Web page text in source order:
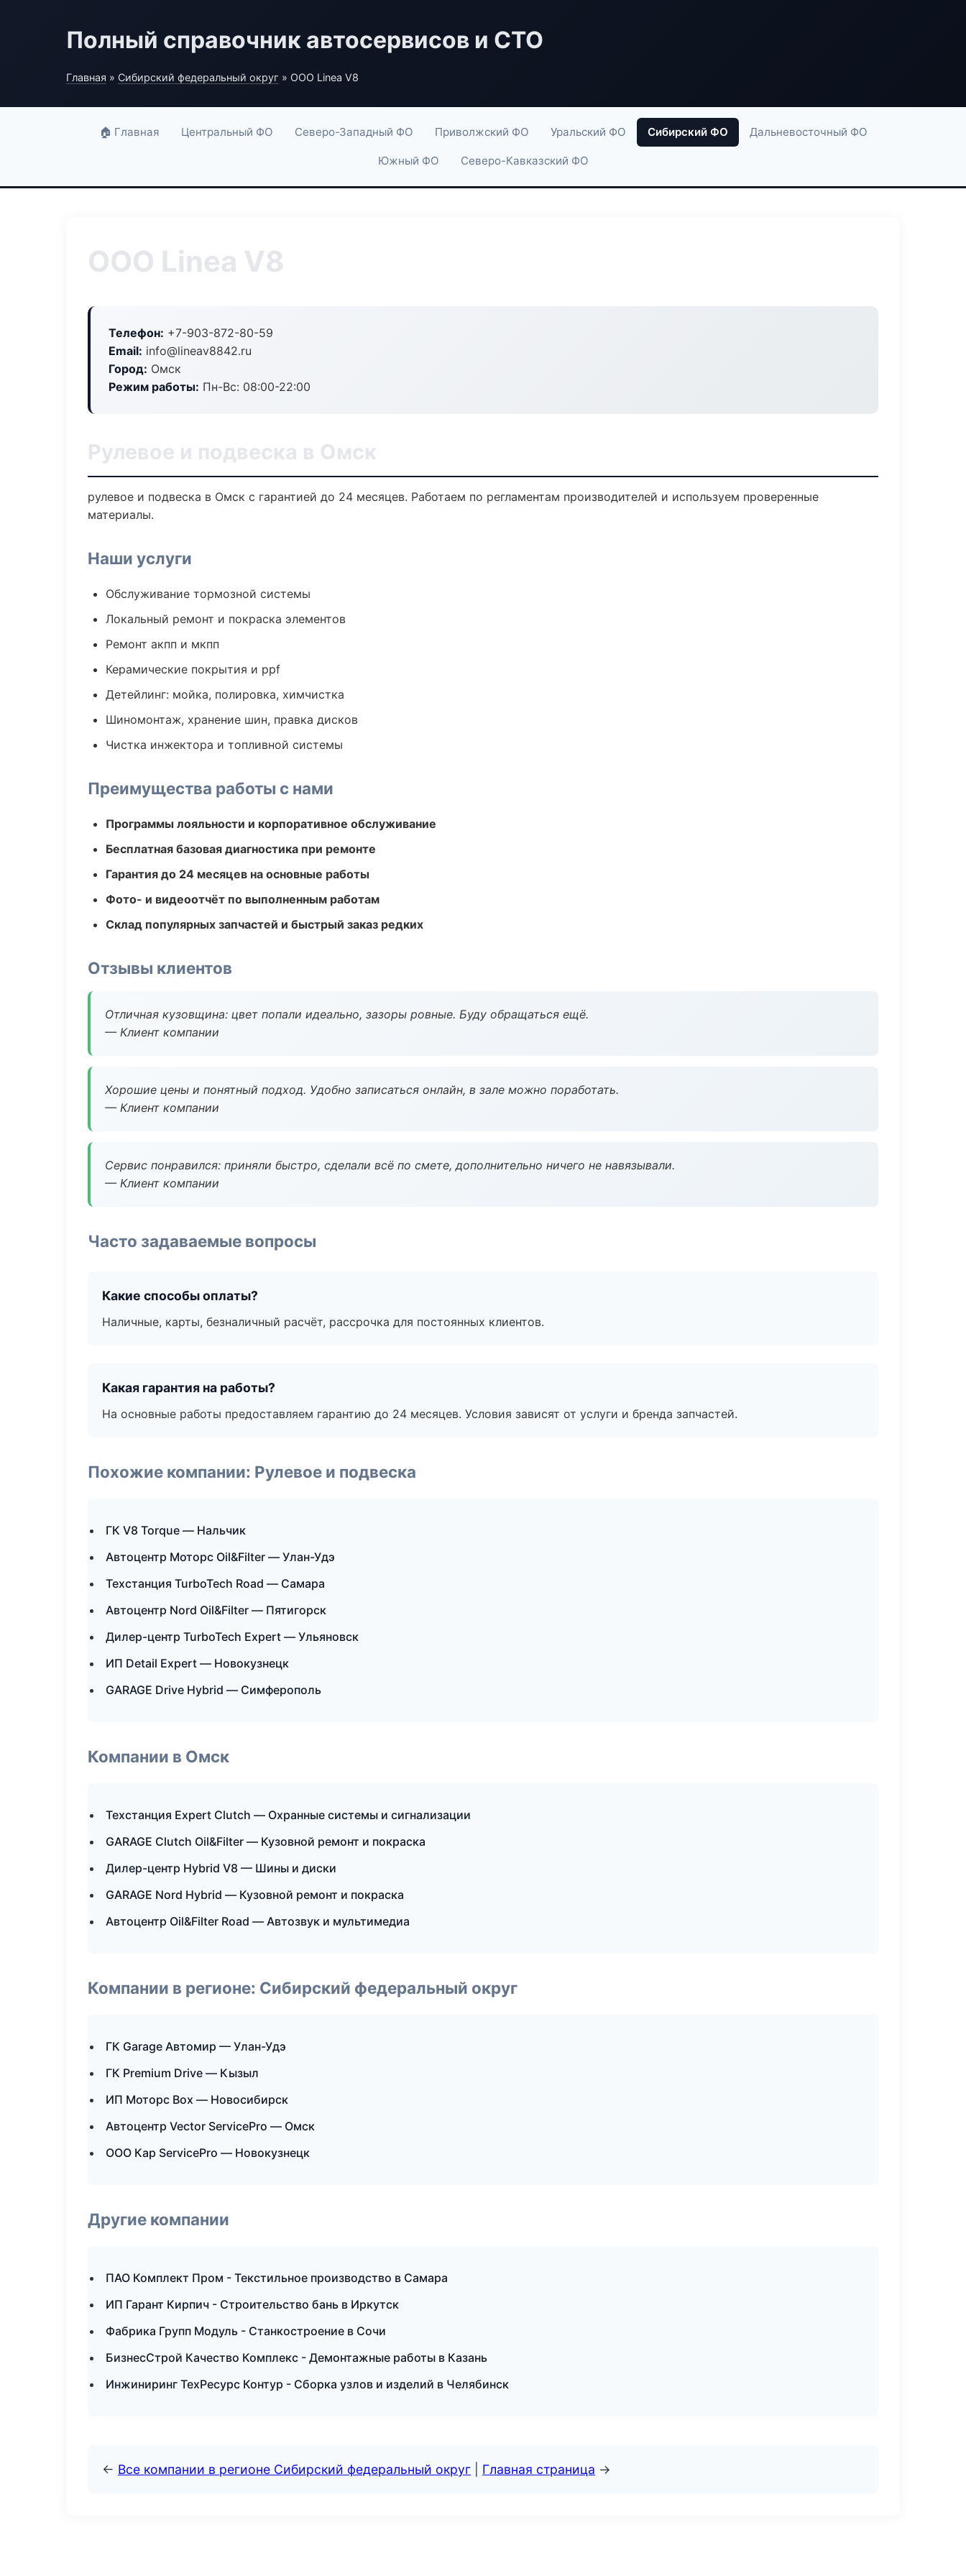
Полный справочник автосервисов и СТО
Главная » Сибирский федеральный округ » ООО Linea V8
🏠 Главная Центральный ФО Северо-Западный ФО Приволжский ФО Уральский ФО Сибирский ФО Дальневосточный ФО
Южный ФО Северо-Кавказский ФО
ООО Linea V8
Телефон: +7-903-872-80-59
Email: info@lineav8842.ru
Город: Омск
Режим работы: Пн-Вс: 08:00-22:00
Рулевое и подвеска в Омск
рулевое и подвеска в Омск с гарантией до 24 месяцев. Работаем по регламентам производителей и используем проверенные
материалы.
Наши услуги
Обслуживание тормозной системы
Локальный ремонт и покраска элементов
Ремонт акпп и мкпп
Керамические покрытия и ppf
Детейлинг: мойка, полировка, химчистка
Шиномонтаж, хранение шин, правка дисков
Чистка инжектора и топливной системы
Преимущества работы с нами
Программы лояльности и корпоративное обслуживание
Бесплатная базовая диагностика при ремонте
Гарантия до 24 месяцев на основные работы
Фото- и видеоотчёт по выполненным работам
Склад популярных запчастей и быстрый заказ редких
Отзывы клиентов
Отличная кузовщина: цвет попали идеально, зазоры ровные. Буду обращаться ещё.
— Клиент компании
Хорошие цены и понятный подход. Удобно записаться онлайн, в зале можно поработать.
— Клиент компании
Сервис понравился: приняли быстро, сделали всё по смете, дополнительно ничего не навязывали.
— Клиент компании
Часто задаваемые вопросы
Какие способы оплаты?
Наличные, карты, безналичный расчёт, рассрочка для постоянных клиентов.
Какая гарантия на работы?
На основные работы предоставляем гарантию до 24 месяцев. Условия зависят от услуги и бренда запчастей.
Похожие компании: Рулевое и подвеска
ГК V8 Torque — Нальчик
Автоцентр Моторс Oil&Filter — Улан-Удэ
Техстанция TurboTech Road — Самара
Автоцентр Nord Oil&Filter — Пятигорск
Дилер-центр TurboTech Expert — Ульяновск
ИП Detail Expert — Новокузнецк
GARAGE Drive Hybrid — Симферополь
Компании в Омск
Техстанция Expert Clutch — Охранные системы и сигнализации
GARAGE Clutch Oil&Filter — Кузовной ремонт и покраска
Дилер-центр Hybrid V8 — Шины и диски
GARAGE Nord Hybrid — Кузовной ремонт и покраска
Автоцентр Oil&Filter Road — Автозвук и мультимедиа
Компании в регионе: Сибирский федеральный округ
ГК Garage Автомир — Улан-Удэ
ГК Premium Drive — Кызыл
ИП Моторс Box — Новосибирск
Автоцентр Vector ServicePro — Омск
ООО Кар ServicePro — Новокузнецк
Другие компании
ПАО Комплект Пром - Текстильное производство в Самара
ИП Гарант Кирпич - Строительство бань в Иркутск
Фабрика Групп Модуль - Станкостроение в Сочи
БизнесСтрой Качество Комплекс - Демонтажные работы в Казань
Инжиниринг ТехРесурс Контур - Сборка узлов и изделий в Челябинск
← Все компании в регионе Сибирский федеральный округ Главная страница →